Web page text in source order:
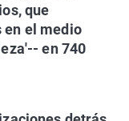
que
en el medio
en 740